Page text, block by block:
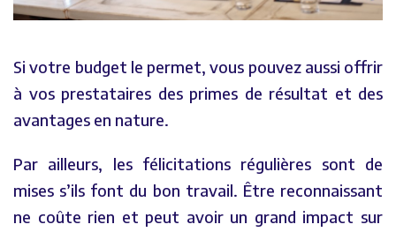
Si votre budget le permet, vous pouvez aussi offrir
à vos prestataires des primes de résultat et des
avantages en nature.
Par ailleurs, les félicitations régulières sont de
mises s’ils font du bon travail. Être reconnaissant
ne coûte rien et peut avoir un grand impact sur